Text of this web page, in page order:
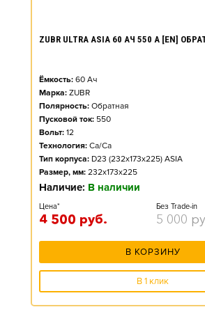
ZUBR ULTRA ASIA 60 АЧ 550 А [EN]
Ёмкость: 60 Ач
Марка: ZUBR
Полярность: Обратная
Пусковой ток: 550
Вольт: 12
Технология: Ca/Ca
Тип корпуса: D23 (232x173x225) ASIA
Размер, мм: 232x173x225
Наличие: В наличии
Цена*
4 500 руб.
Без Trade-in
5 000
В КОРЗИНУ
В 1 клик